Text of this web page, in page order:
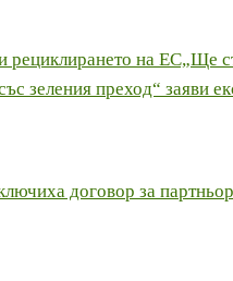
рециклирането на ЕС„Ще
зеления преход“ заяви
договор за